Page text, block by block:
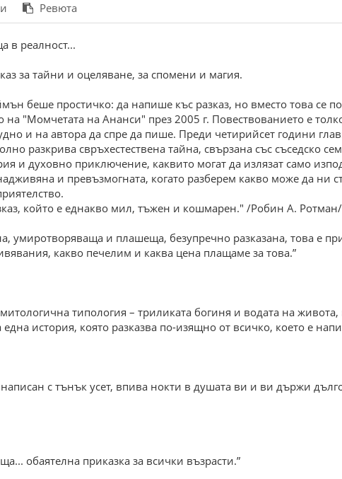
Ревюта
в реалност...
за тайни и оцеляване, за спомени и магия.
беше простичко: да напише къс разказ, но вместо това се
на "Момчетата на Ананси" през 2005 г. Повествованието е
и на автора да спре да пише. Преди четирийсет години
разкрива свръхестествена тайна, свързана със съседско
и духовно приключение, каквито могат да излязат само
и превъзмогната, когато разберем какво може да ни
който е еднакво мил, тъжен и кошмарен." /Робин А. Ротман/
умиротворяваща и плашеща, безупречно разказана, това е
какво печелим и каква цена плащаме за това.”
типология – триликата богиня и водата на живота,
история, която разказва по-изящно от всичко, което е
с тънък усет, впива нокти в душата ви и ви държи дълго
обаятелна приказка за всички възрасти.”